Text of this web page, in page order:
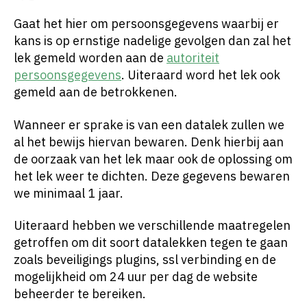
Gaat het hier om persoonsgegevens waarbij er
kans is op ernstige nadelige gevolgen dan zal het
lek gemeld worden aan de autoriteit
persoonsgegevens. Uiteraard word het lek ook
gemeld aan de betrokkenen.
Wanneer er sprake is van een datalek zullen we
al het bewijs hiervan bewaren. Denk hierbij aan
de oorzaak van het lek maar ook de oplossing om
het lek weer te dichten. Deze gegevens bewaren
we minimaal 1 jaar.
Uiteraard hebben we verschillende maatregelen
getroffen om dit soort datalekken tegen te gaan
zoals beveiligings plugins, ssl verbinding en de
mogelijkheid om 24 uur per dag de website
beheerder te bereiken.